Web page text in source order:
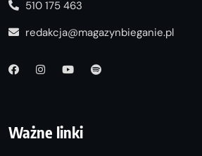
510 175 463
redakcja@magazynbieganie.pl
Ważne linki